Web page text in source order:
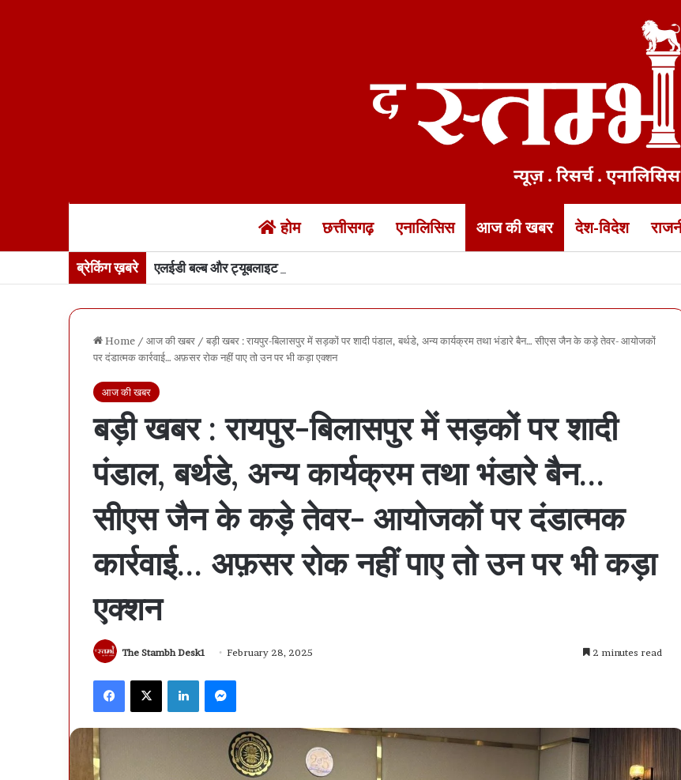
होम छत्तीसगढ़ एनालिसिस आज की खबर देश-विदेश
ब्रेकिंग ख़बरे एलईडी बल्ब और ट्यूबलाइट बनेंगी जेलों में… डीजी जेल ने निरीक्षण के बाद लिया फैसला
Home / आज की खबर / बड़ी खबर : रायपुर-बिलासपुर में सड़कों पर शादी पंडाल, बर्थडे, अन्य कार्यक्रम तथा भंडारे बैन… सीएस जैन के कड़े तेवर- आयोजकों
पर दंडात्मक कार्रवाई… अफ़सर रोक नहीं पाए तो उन पर भी कड़ा एक्शन
आज की खबर
बड़ी खबर : रायपुर-बिलासपुर में सड़कों पर शादी
पंडाल, बर्थडे, अन्य कार्यक्रम तथा भंडारे बैन…
सीएस जैन के कड़े तेवर- आयोजकों पर दंडात्मक
कार्रवाई… अफ़सर रोक नहीं पाए तो उन पर भी कड़ा
एक्शन
The Stambh Desk1 February 28, 2025 2 minutes read
Facebook X LinkedIn